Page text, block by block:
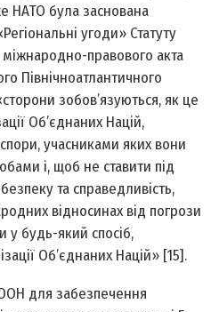
НАТО була заснована
угоди» Статуту
правового акта
Північноатлантичного
зобов’язуються, як це
Об’єднаних Націй,
учасниками яких вони
і, щоб не ставити під
та справедливість,
відносинах від погрози
у будь-який спосіб,
Об’єднаних Націй» [15].
для забезпечення